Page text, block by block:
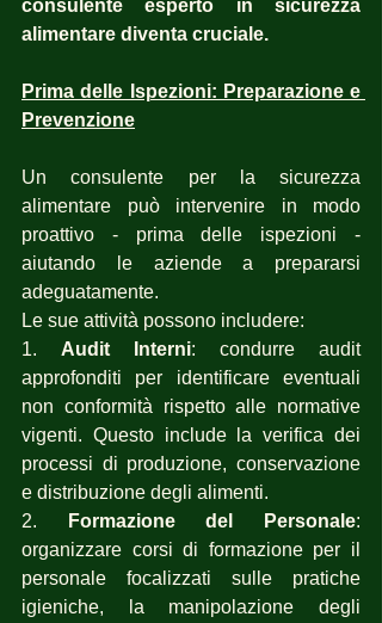
consulente esperto in sicurezza
alimentare diventa cruciale.
Prima delle Ispezioni: Preparazione e
Prevenzione
Un consulente per la sicurezza
alimentare può intervenire in modo
proattivo - prima delle ispezioni -
aiutando le aziende a prepararsi
adeguatamente.
Le sue attività possono includere:
1. Audit Interni: condurre audit
approfonditi per identificare eventuali
non conformità rispetto alle normative
vigenti. Questo include la verifica dei
processi di produzione, conservazione
e distribuzione degli alimenti.
2. Formazione del Personale:
organizzare corsi di formazione per il
personale focalizzati sulle pratiche
igieniche, la manipolazione degli